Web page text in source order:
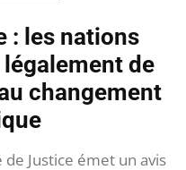
: les nations
de
changement
de Justice émet un avis